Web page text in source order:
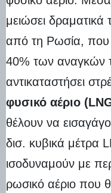
μειώσει δραματικά
από τη Ρωσία, που
40% των αναγκών
αντικαταστήσει
φυσικό αέριο
θέλουν να
δισ. κυβικά μέτρα
ισοδυναμούν με
ρωσικό αέριο που